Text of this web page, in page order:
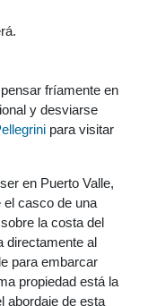
fríamente en
y desviarse
para visitar
en Puerto Valle,
el casco de una
la costa del
directamente al
para embarcar
propiedad está la
abordaje de esta